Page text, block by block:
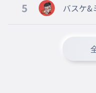
019 かばやきさん
5 バスケ&